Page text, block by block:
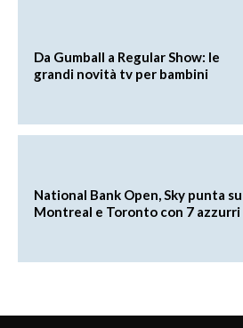
Da Gumball a Regular Show: le
grandi novità tv per bambini
National Bank Open, Sky punta su
Montreal e Toronto con 7 azzurri